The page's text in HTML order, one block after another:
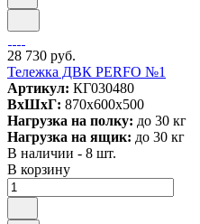
28 730 руб.
Тележка ДВК PERFO №1
Артикул: КГ030480
ВxШxГ: 870x600x500
Нагрузка на полку: до 30 кг
Нагрузка на ящик: до 30 кг
В наличии - 8 шт.
В корзину